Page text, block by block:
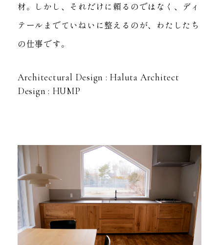
材。 しかし、それだけに頼るのではなく、ディ
テールまでていねいに整えるのが、わたしたち
の仕事です。
Architectural Design : Haluta Architect
Design : HUMP